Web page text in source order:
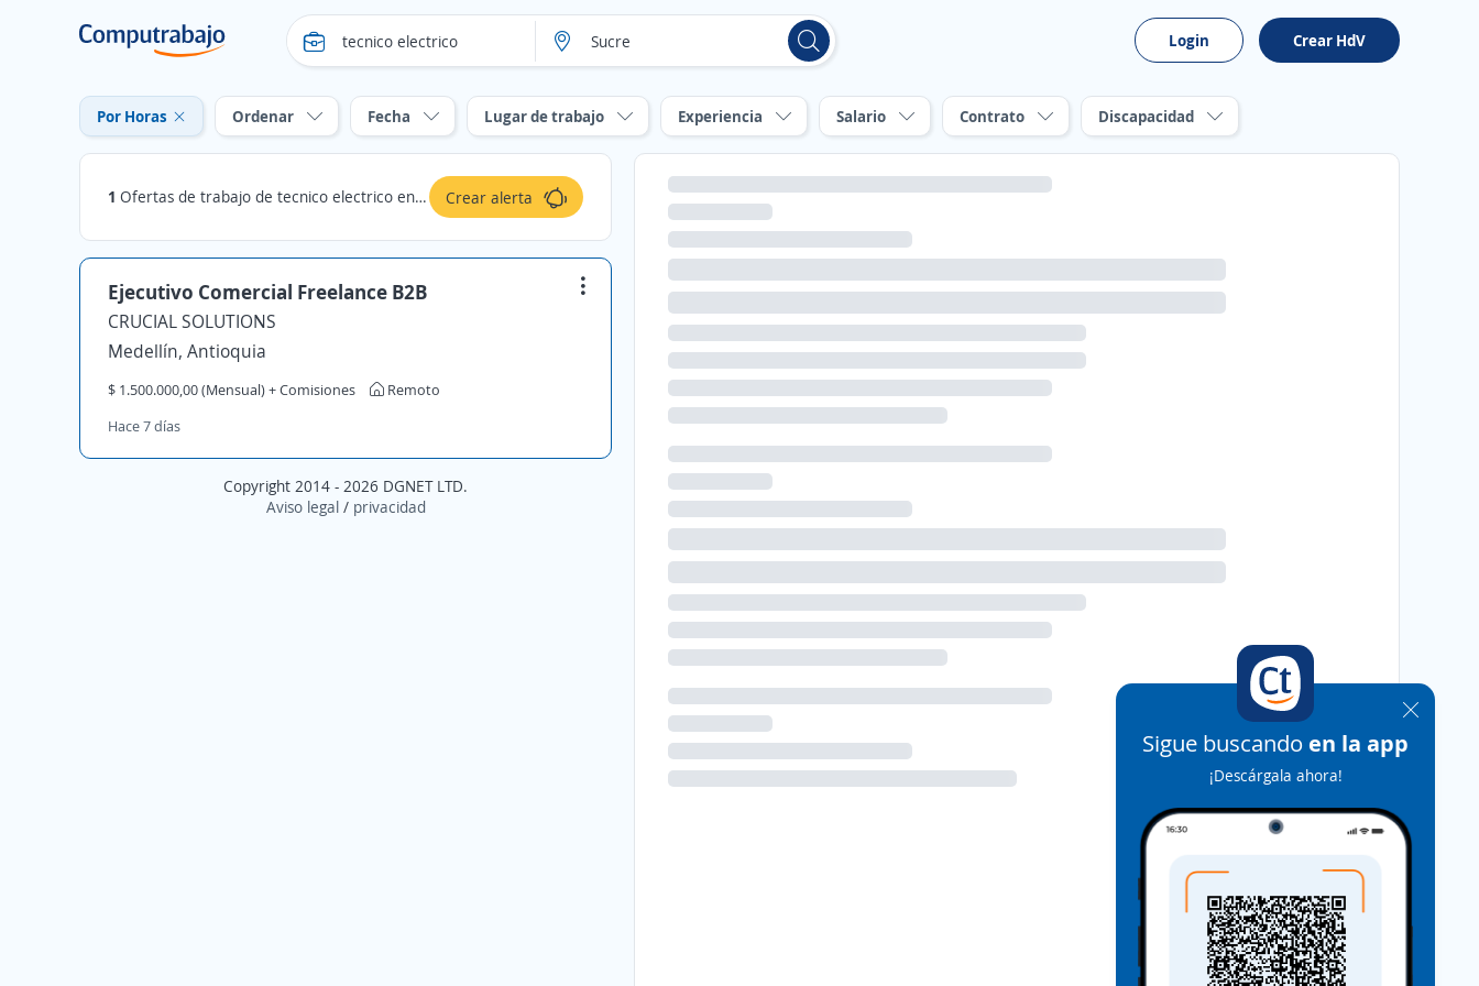
Login Crear HdV
Por Horas Ordenar Fecha Lugar de trabajo Experiencia Salario Contrato Discapacidad
1 Ofertas de trabajo de tecnico electrico en Sucre: Por Horas Crear alerta
Ejecutivo Comercial Freelance B2B
CRUCIAL SOLUTIONS
Medellín, Antioquia
$ 1.500.000,00 (Mensual) + Comisiones
Remoto
Hace 7 días
Copyright 2014 - 2026 DGNET LTD.
Aviso legal/ privacidad
Sigue buscando en la app
¡Descárgala ahora!